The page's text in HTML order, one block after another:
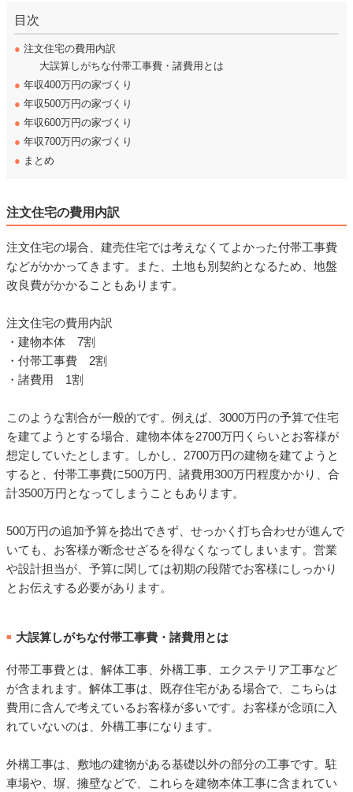
目次
● 注文住宅の費用内訳
大誤算しがちな付帯工事費・諸費用とは
● 年収400万円の家づくり
● 年収500万円の家づくり
● 年収600万円の家づくり
● 年収700万円の家づくり
● まとめ
注文住宅の費用内訳
注文住宅の場合、建売住宅では考えなくてよかった付帯工事費
などがかかってきます。また、土地も別契約となるため、地盤
改良費がかかることもあります。
注文住宅の費用内訳
・建物本体 7割
・付帯工事費 2割
・諸費用 1割
このような割合が一般的です。例えば、3000万円の予算で住宅
を建てようとする場合、建物本体を2700万円くらいとお客様が
想定していたとします。しかし、2700万円の建物を建てようと
すると、付帯工事費に500万円、諸費用300万円程度かかり、合
計3500万円となってしまうこともあります。
500万円の追加予算を捻出できず、せっかく打ち合わせが進んで
いても、お客様が断念せざるを得なくなってしまいます。営業
や設計担当が、予算に関しては初期の段階でお客様にしっかり
とお伝えする必要があります。
■ 大誤算しがちな付帯工事費・諸費用とは
付帯工事費とは、解体工事、外構工事、エクステリア工事など
が含まれます。解体工事は、既存住宅がある場合で、こちらは
費用に含んで考えているお客様が多いです。お客様が念頭に入
れていないのは、外構工事になります。
外構工事は、敷地の建物がある基礎以外の部分の工事です。駐
車場や、塀、擁壁などで、これらを建物本体工事に含まれてい